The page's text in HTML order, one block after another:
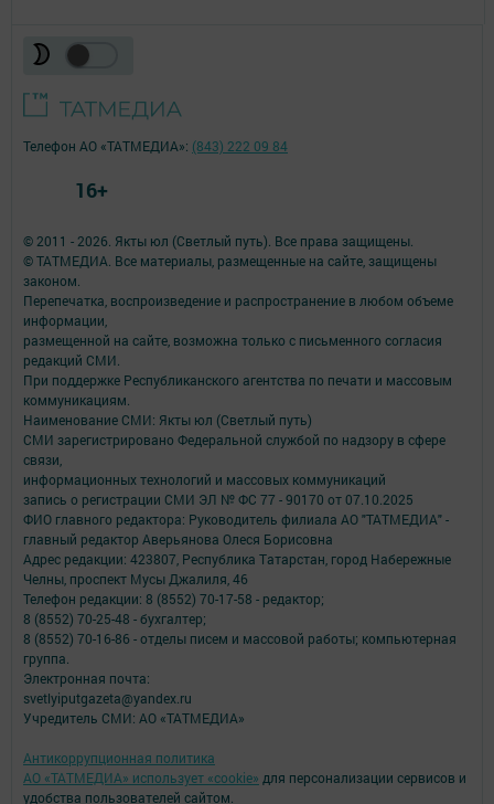
© 2011 - 2026. Якты юл (Светлый путь). Все права защищены.
© ТАТМЕДИА. Все материалы, размещенные на сайте, защищены
законом.
Перепечатка, воспроизведение и распространение в любом объеме
информации,
размещенной на сайте, возможна только с письменного согласия
редакций СМИ.
При поддержке Республиканского агентства по печати и массовым
коммуникациям.
Наименование СМИ: Якты юл (Светлый путь)
СМИ зарегистрировано Федеральной службой по надзору в сфере
связи,
информационных технологий и массовых коммуникаций
запись о регистрации СМИ ЭЛ № ФС 77 - 90170 от 07.10.2025
ФИО главного редактора: Руководитель филиала АО "ТАТМЕДИА" -
главный редактор Аверьянова Олеся Борисовна
Адрес редакции: 423807, Республика Татарстан, город Набережные
Челны, проспект Мусы Джалиля, 46
Телефон редакции: 8 (8552) 70-17-58 - редактор;
8 (8552) 70-25-48 - бухгалтер;
8 (8552) 70-16-86 - отделы писем и массовой работы; компьютерная
группа.
Электронная почта:
svetlyiputgazeta@yandex.ru
Учредитель СМИ: АО «ТАТМЕДИА»
Антикоррупционная политика
АО «ТАТМЕДИА» использует «cookie» для персонализации сервисов и
удобства пользователей сайтом.
Телефон АО «ТАТМЕДИА»: (843) 222 09 84
16+